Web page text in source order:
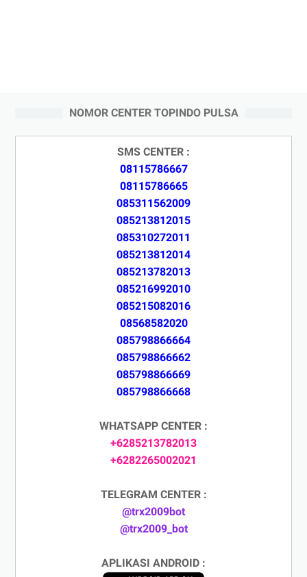
NOMOR CENTER TOPINDO PULSA
SMS CENTER :
08115786667
08115786665
085311562009
085213812015
085310272011
085213812014
085213782013
085216992010
085215082016
08568582020
085798866664
085798866662
085798866669
085798866668
WHATSAPP CENTER :
+6285213782013
+6282265002021
TELEGRAM CENTER :
@trx2009bot
@trx2009_bot
APLIKASI ANDROID :